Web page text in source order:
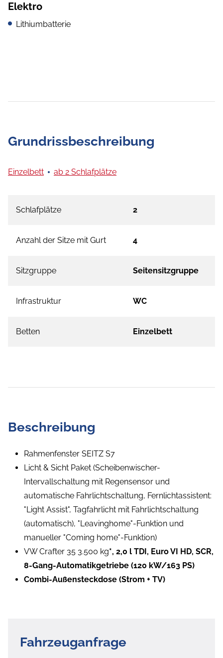
Elektro
Lithiumbatterie
Grundrissbeschreibung
Einzelbett ab 2 Schlafplätze
Schlafplätze 2
Anzahl der Sitze mit Gurt 4
Sitzgruppe Seitensitzgruppe
Infrastruktur WC
Betten Einzelbett
Beschreibung
Rahmenfenster SEITZ S7
Licht & Sicht Paket (Scheibenwischer-
Intervallschaltung mit Regensensor und
automatische Fahrlichtschaltung, Fernlichtassistent:
"Light Assist", Tagfahrlicht mit Fahrlichtschaltung
(automatisch), "Leavinghome"-Funktion und
manueller "Coming home"-Funktion)
VW Crafter 35 3.500 kg*, 2,0 l TDI, Euro VI HD, SCR,
8-Gang-Automatikgetriebe (120 kW/163 PS)
Combi-Außensteckdose (Strom + TV)
Fahrzeuganfrage